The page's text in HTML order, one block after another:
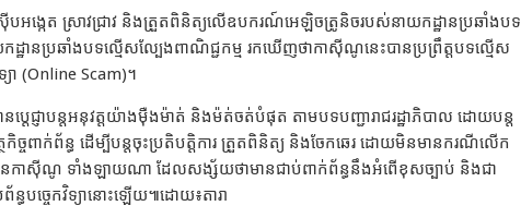
ើបអង្កេត ស្រាវជ្រាវ និងត្រួតពិនិត្យលើឧបករណ៍អេឡិចត្រូនិចរបស់នាយកដ្ឋានប្រឆាំងបទ
កដ្ឋានប្រឆាំងបទល្មើសល្បែងពាណិជ្ជកម្ម រកឃើញថាកាស៊ីណូនេះបានប្រព្រឹត្តបទល្មើស
យា (Online Scam)។
ប្តេជ្ញាបន្តអនុវត្តយ៉ាងម៉ឺងម៉ាត់ និងម៉ត់ចត់បំផុត តាមបទបញ្ជារាជរដ្ឋាភិបាល ដោយបន្ត
ចពាក់ព័ន្ធ ដើម្បីបន្តចុះប្រតិបត្តិការ ត្រួតពិនិត្យ និងចែកឆេរ ដោយមិនមានករណីលើក
កាស៊ីណូ ទាំងឡាយណា ដែលសង្ស័យថាមានជាប់ពាក់ព័ន្ធនឹងអំពើខុសច្បាប់ និងជា
ធបច្ចេកវិទ្យានោះឡើយ៕ដោយ​៖តារា​